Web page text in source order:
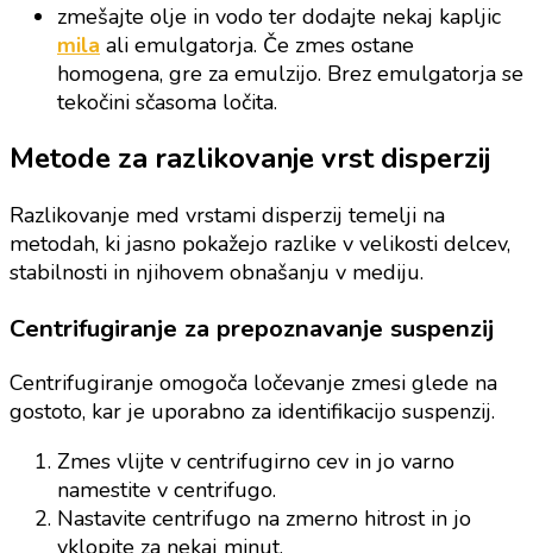
zmešajte olje in vodo ter dodajte nekaj kapljic
mila ali emulgatorja. Če zmes ostane
homogena, gre za emulzijo. Brez emulgatorja se
tekočini sčasoma ločita.
Metode za razlikovanje vrst disperzij
Razlikovanje med vrstami disperzij temelji na
metodah, ki jasno pokažejo razlike v velikosti delcev,
stabilnosti in njihovem obnašanju v mediju.
Centrifugiranje za prepoznavanje suspenzij
Centrifugiranje omogoča ločevanje zmesi glede na
gostoto, kar je uporabno za identifikacijo suspenzij.
Zmes vlijte v centrifugirno cev in jo varno
namestite v centrifugo.
Nastavite centrifugo na zmerno hitrost in jo
vklopite za nekaj minut.